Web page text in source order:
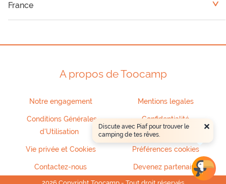
France <
A propos de Toocamp
Notre engagement Mentions legales
Conditions Générales
d'Utilisation
Confidentialité
Vie privée et Cookies Préférences cookies
Contactez-nous Devenez partenaire
×
Discute avec Piaf pour trouver le
camping de tes rêves.